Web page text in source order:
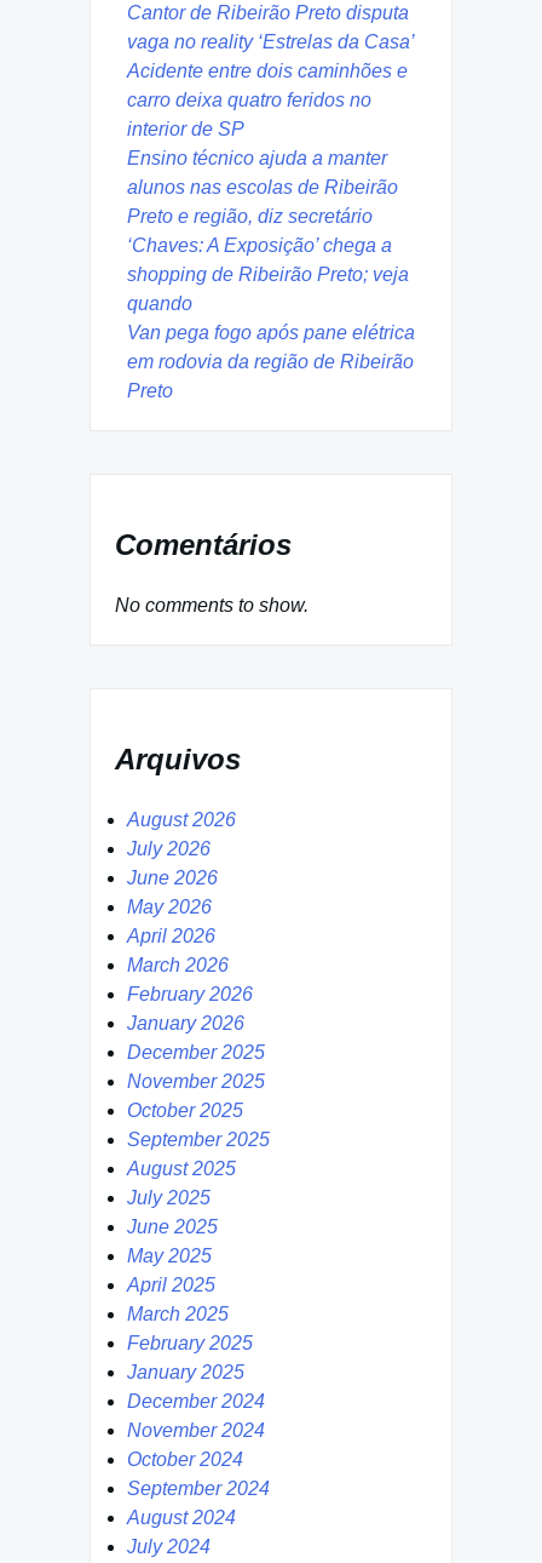
Cantor de Ribeirão Preto disputa
vaga no reality ‘Estrelas da Casa’
Acidente entre dois caminhões e
carro deixa quatro feridos no
interior de SP
Ensino técnico ajuda a manter
alunos nas escolas de Ribeirão
Preto e região, diz secretário
‘Chaves: A Exposição’ chega a
shopping de Ribeirão Preto; veja
quando
Van pega fogo após pane elétrica
em rodovia da região de Ribeirão
Preto
Comentários
No comments to show.
Arquivos
August 2026
July 2026
June 2026
May 2026
April 2026
March 2026
February 2026
January 2026
December 2025
November 2025
October 2025
September 2025
August 2025
July 2025
June 2025
May 2025
April 2025
March 2025
February 2025
January 2025
December 2024
November 2024
October 2024
September 2024
August 2024
July 2024